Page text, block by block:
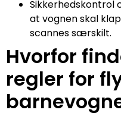
Sikkerhedskontrol
at vognen skal
scannes særskilt.
Hvorfor
regler for